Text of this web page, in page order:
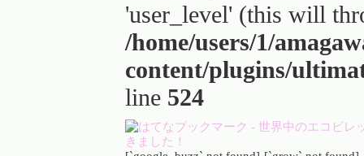
'user_level' (this will
/home/users/1/
content/plugins/
line 524